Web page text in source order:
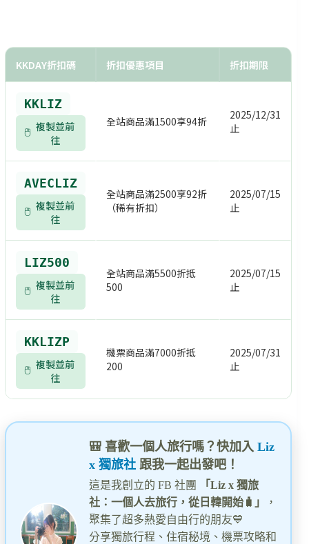
KKDAY折扣碼 折扣優惠項目 折扣期限
KKLIZ
複製並前
往
全站商品滿1500享94折
2025/12/31
止
AVECLIZ
複製並前
往
全站商品滿2500享92折
（稀有折扣）
2025/07/15
止
LIZ500
複製並前
往
全站商品滿5500折抵
500
2025/07/15
止
KKLIZP
複製並前
往
機票商品滿7000折抵
200
2025/07/31
止
🎒 喜歡一個人旅行嗎？快加入 Liz
x 獨旅社 跟我一起出發吧！
這是我創立的 FB 社團
「Liz x 獨旅
社：一個人去旅行，從日韓開始🧳」
，
聚集了超多熱愛自由行的朋友💙
分享獨旅行程、住宿秘境、機票攻略和